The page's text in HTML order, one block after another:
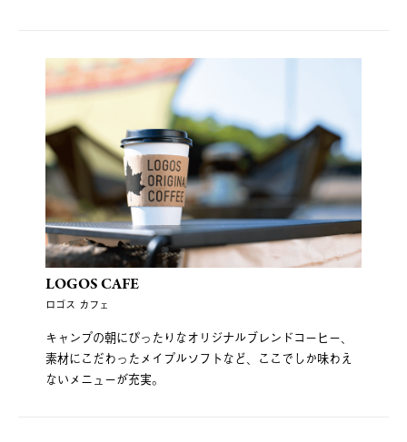
LOGOS CAFE
ロゴス カフェ
キャンプの朝にぴったりなオリジナルブレンドコーヒー、
素材にこだわったメイプルソフトなど、ここでしか味わえ
ないメニューが充実。